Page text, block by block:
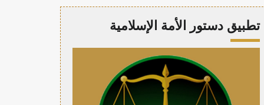
تطبيق دستور الأمة الإسلامية